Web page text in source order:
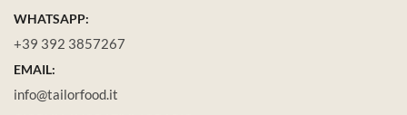
WHATSAPP:
+39 392 3857267
EMAIL:
info@tailorfood.it